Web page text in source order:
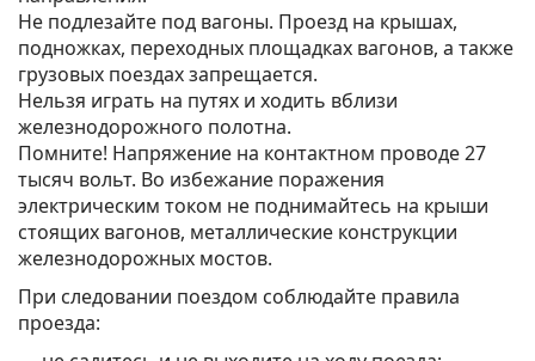
Не подлезайте под вагоны. Проезд на крышах,
подножках, переходных площадках вагонов, а также
грузовых поездах запрещается.
Нельзя играть на путях и ходить вблизи
железнодорожного полотна.
Помните! Напряжение на контактном проводе 27
тысяч вольт. Во избежание поражения
электрическим током не поднимайтесь на крыши
стоящих вагонов, металлические конструкции
железнодорожных мостов.
При следовании поездом соблюдайте правила
проезда: